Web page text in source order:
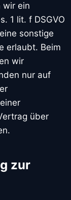
wir ein
1 lit. f DSGVO
sonstige
erlaubt. Beim
wir
nur auf
über
zur